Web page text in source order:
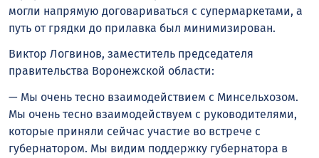
могли напрямую договариваться с супермаркетами, а
путь от грядки до прилавка был минимизирован.
Виктор Логвинов, заместитель председателя
правительства Воронежской области:
— Мы очень тесно взаимодействием с Минсельхозом.
Мы очень тесно взаимодействуем с руководителями,
которые приняли сейчас участие во встрече с
губернатором. Мы видим поддержку губернатора в